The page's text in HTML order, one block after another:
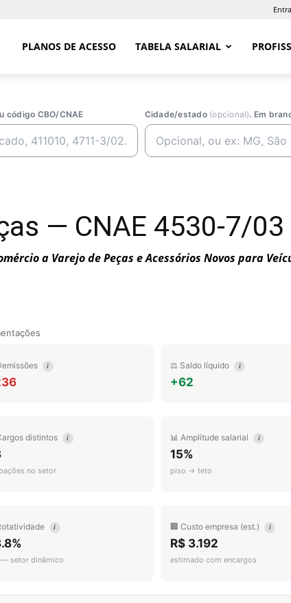
PLANOS DE ACESSO TABELA SALARIAL
código CBO/CNAE Cidade/estado (opcional). Em
— CNAE 4530-7/
a Varejo de Peças e Acessórios Novos para
i ⚖️ Saldo líquido i
+62
distintos i
no setor
📊 Amplitude salarial i
15%
piso → teto
i
setor dinâmico
🏢 Custo empresa (est.) i
R$ 3.192
estimado com encargos